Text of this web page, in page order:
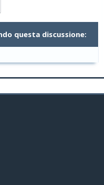
questa discussione: